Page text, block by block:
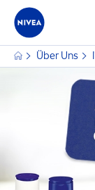
Über Uns